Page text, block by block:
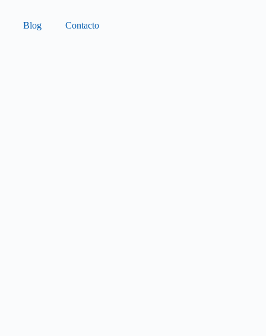
Blog Contacto